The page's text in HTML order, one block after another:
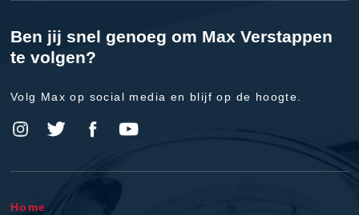
Ben jij snel genoeg om Max Verstappen
te volgen?
Volg Max op social media en blijf op de hoogte.
Home